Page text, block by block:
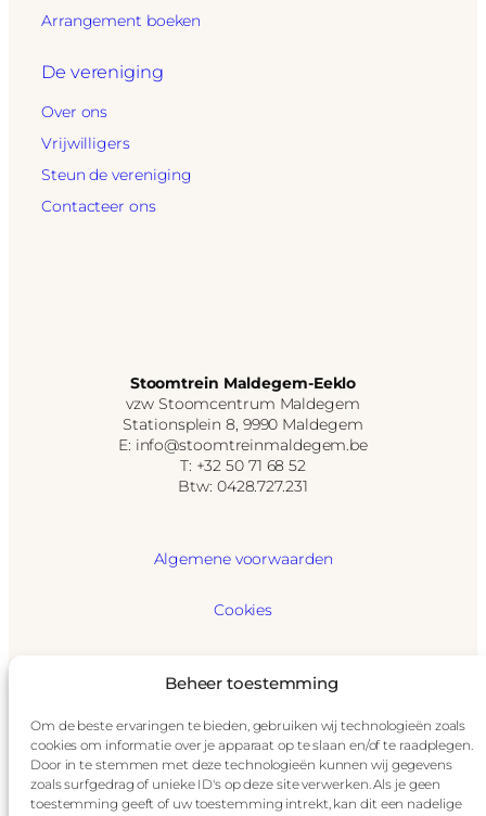
Beheer toestemming
Om de beste ervaringen te bieden, gebruiken wij technologieën zoals
cookies om informatie over je apparaat op te slaan en/of te raadplegen.
Door in te stemmen met deze technologieën kunnen wij gegevens
zoals surfgedrag of unieke ID's op deze site verwerken. Als je geen
toestemming geeft of uw toestemming intrekt, kan dit een nadelige
Arrangement boeken
De vereniging
Over ons
Vrijwilligers
Steun de vereniging
Contacteer ons
Stoomtrein Maldegem-Eeklo
vzw Stoomcentrum Maldegem
Stationsplein 8, 9990 Maldegem
E: info@stoomtreinmaldegem.be
T: +32 50 71 68 52
Btw: 0428.727.231
Algemene voorwaarden
Cookies
Disclaimer